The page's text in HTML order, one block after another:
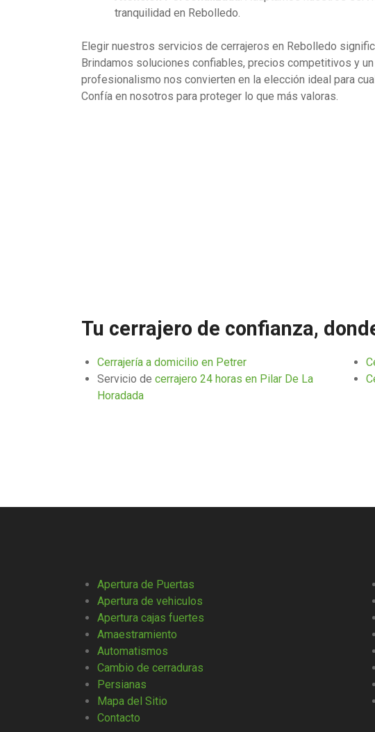
tranquilidad en Rebolledo.
Elegir nuestros servicios de cerrajeros en Rebolledo
Brindamos soluciones confiables, precios competitivos y
profesionalismo nos convierten en la elección ideal para
Confía en nosotros para proteger lo que más valoras.
Tu cerrajero de confianza,
Cerrajería a domicilio en Petrer
Servicio de cerrajero 24 horas en Pilar De La
Horadada
Apertura de Puertas
Apertura de vehiculos
Apertura cajas fuertes
Amaestramiento
Automatismos
Cambio de cerraduras
Persianas
Mapa del Sitio
Contacto